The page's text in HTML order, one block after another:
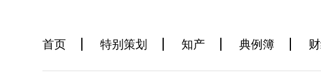
首页 特别策划 知产 典例簿